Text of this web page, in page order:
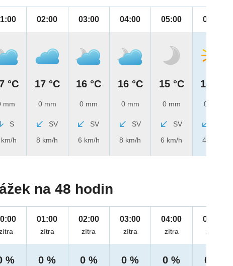
°C
mm
S
h
02:00
17 °C
0 mm
SV
8 km/h
03:00
16 °C
0 mm
SV
6 km/h
04:00
16 °C
0 mm
SV
8 km/h
05:00
15 °C
0 mm
SV
6 km/h
06:00
14 °C
0 mm
4 km/h
na 48 hodin
%
01:00
zítra
0 %
02:00
zítra
0 %
03:00
zítra
0 %
04:00
zítra
0 %
05:00
zítra
0 %